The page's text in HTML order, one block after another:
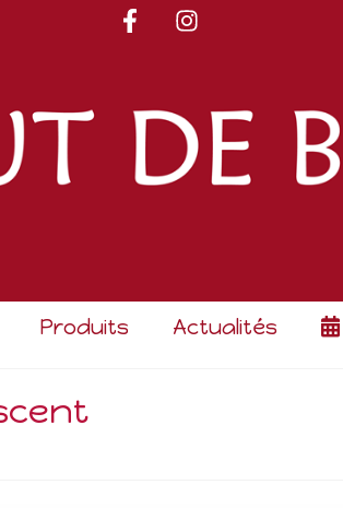
Produits Actualités